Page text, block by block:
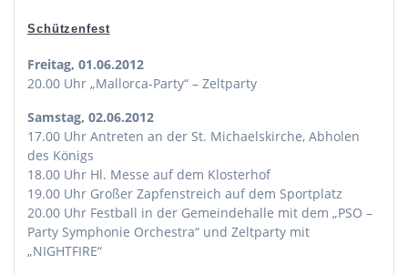
Schützenfest
Freitag, 01.06.2012
20.00 Uhr „Mallorca-Party“ – Zeltparty
Samstag, 02.06.2012
17.00 Uhr Antreten an der St. Michaelskirche, Abholen
des Königs
18.00 Uhr Hl. Messe auf dem Klosterhof
19.00 Uhr Großer Zapfenstreich auf dem Sportplatz
20.00 Uhr Festball in der Gemeindehalle mit dem „PSO –
Party Symphonie Orchestra“ und Zeltparty mit
„NIGHTFIRE“